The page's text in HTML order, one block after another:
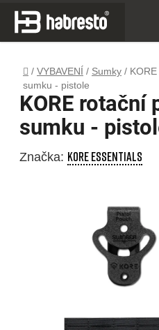
Přejít
obsah
Domů
/ VYBAVENÍ / Sumky /
sumku - pistole
KORE rotační
sumku -
Značka: KORE ESSENTIALS